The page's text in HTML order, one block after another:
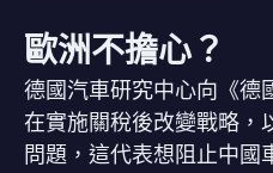
歐洲不擔心？
德國汽車研究中心向《德
在實施關稅後改變戰略，
問題，這代表想阻止中國